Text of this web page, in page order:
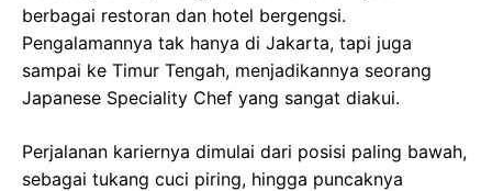
berbagai restoran dan hotel bergengsi.
Pengalamannya tak hanya di Jakarta, tapi juga
sampai ke Timur Tengah, menjadikannya seorang
Japanese Speciality Chef yang sangat diakui.
Perjalanan kariernya dimulai dari posisi paling bawah,
sebagai tukang cuci piring, hingga puncaknya